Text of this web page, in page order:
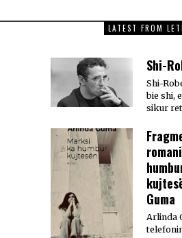
LATEST FROM
Shi-
Shi-
bie shi,
sikur
Guma
Arlinda